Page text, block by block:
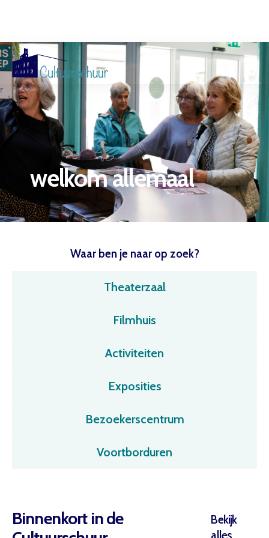
welkom allemaal
Waar ben je naar op zoek?
Theaterzaal
Filmhuis
Activiteiten
Exposities
Bezoekerscentrum
Voortborduren
Binnenkort in de
Bekijk
alles